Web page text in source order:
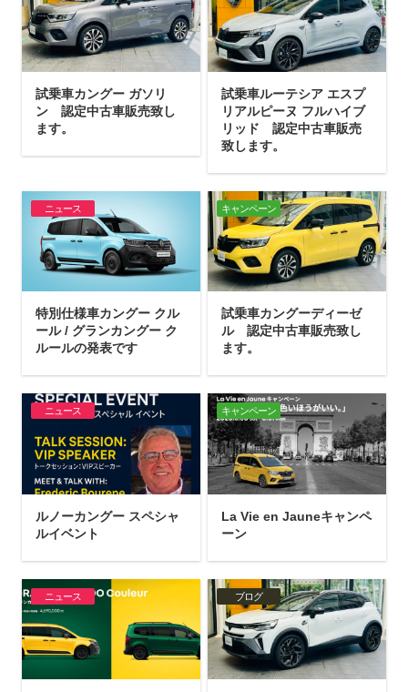
試乗車カングー ガソリ
ン 認定中古車販売致し
ます。
試乗車ルーテシア エスプ
リアルピーヌ フルハイブ
リッド 認定中古車販売
致します。
ニュース
特別仕様車カングー クル
ール / グランカングー ク
ルールの発表です
キャンペーン
試乗車カングーディーゼ
ル 認定中古車販売致し
ます。
ニュース
ルノーカングー スペシャ
ルイベント
キャンペーン
La Vie en Jauneキャンペ
ーン
ニュース ブログ